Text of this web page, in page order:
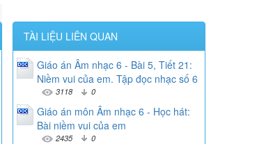
TÀI LIỆU LIÊN QUAN
Giáo án Âm nhạc 6 - Bài 5, Tiết 21:
Niềm vui của em. Tập đọc nhạc số 6
3118 0
Giáo án môn Âm nhạc 6 - Học hát:
Bài niềm vui của em
2435 0